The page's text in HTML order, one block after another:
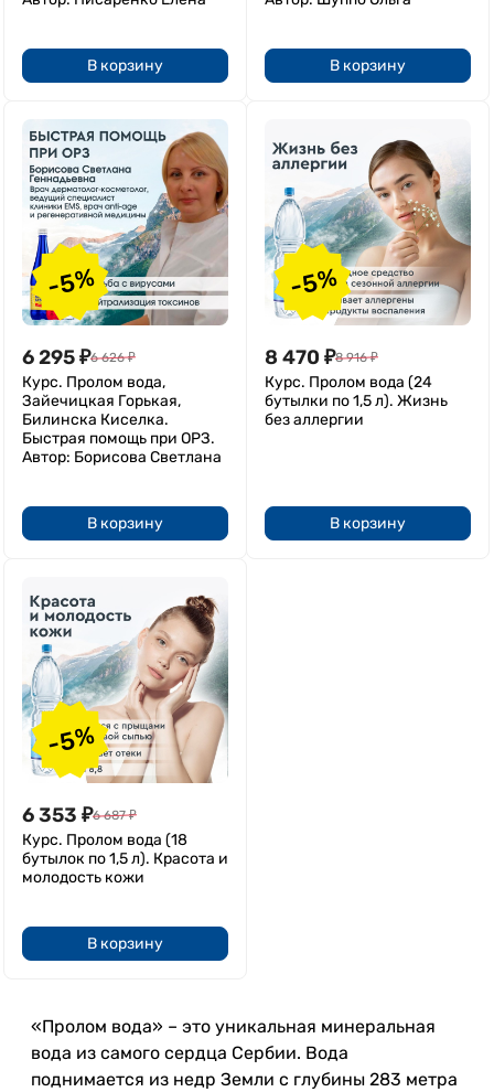
В корзину В корзину
-5%
6 295₽6 626 ₽
Курс. Пролом вода,
Зайечицкая Горькая,
Билинска Киселка.
Быстрая помощь при ОРЗ.
Автор: Борисова Светлана
В корзину
-5%
8 470 ₽8 916 ₽
Курс. Пролом вода (24
бутылки по 1,5 л). Жизнь
без аллергии
В корзину
-5%
6 353 ₽6 687 ₽
Курс. Пролом вода (18
бутылок по 1,5 л). Красота и
молодость кожи
В корзину
«Пролом вода» – это уникальная минеральная
вода из самого сердца Сербии. Вода
поднимается из недр Земли с глубины 283 метра